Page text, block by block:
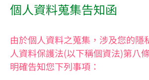
個人資料蒐集告知函
由於個人資料之蒐集，涉及您的隱
人資料保護法(以下稱個資法)第八
明確告知您下列事項：